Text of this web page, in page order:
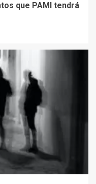
que PAMI tendrá